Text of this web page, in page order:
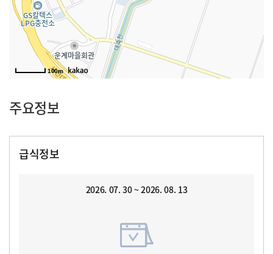
100m
주요정보
급식정보
2026. 07. 30 ~ 2026. 08. 13